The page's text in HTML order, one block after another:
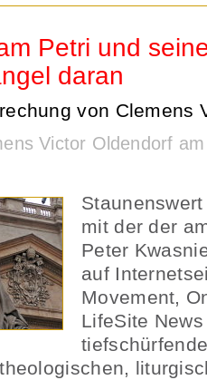
Petri und
daran
von Clemens
Victor Oldendorf
mit der der
Peter
auf
Movement,
LifeSite